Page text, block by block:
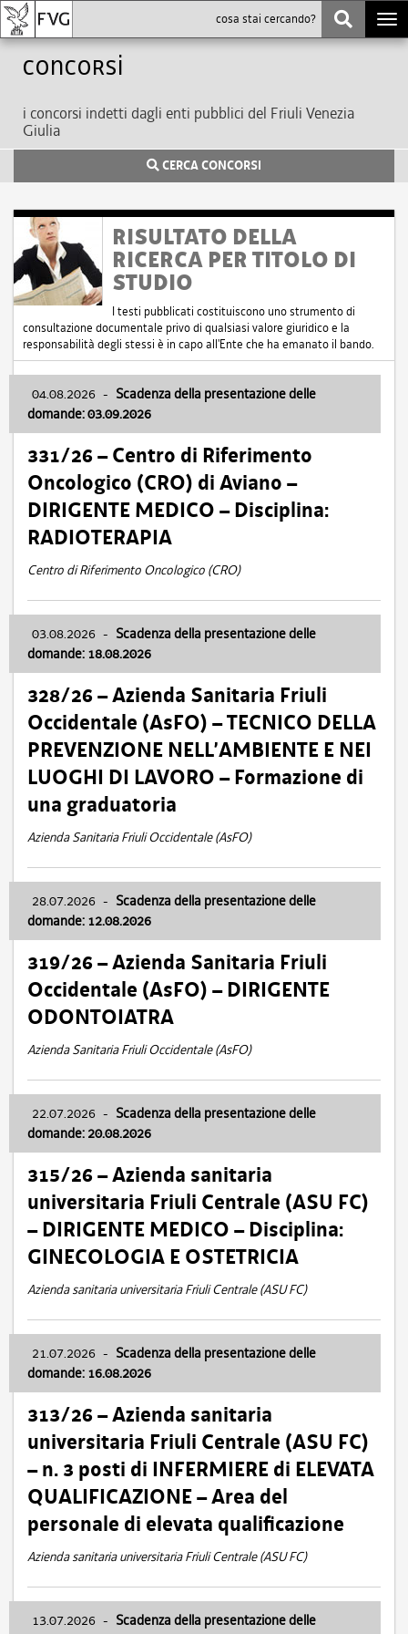
Concorsi
i concorsi indetti dagli enti pubblici del Friuli Venezia
Giulia
CERCA CONCORSI
RISULTATO DELLA
RICERCA PER TITOLO DI
STUDIO
I testi pubblicati costituiscono uno strumento di
consultazione documentale privo di qualsiasi valore giuridico e la
responsabilità degli stessi è in capo all'Ente che ha emanato il bando.
04.08.2026 - Scadenza della presentazione delle
domande: 03.09.2026
331/26 – Centro di Riferimento
Oncologico (CRO) di Aviano –
DIRIGENTE MEDICO – Disciplina:
RADIOTERAPIA
Centro di Riferimento Oncologico (CRO)
03.08.2026 - Scadenza della presentazione delle
domande: 18.08.2026
328/26 – Azienda Sanitaria Friuli
Occidentale (AsFO) – TECNICO DELLA
PREVENZIONE NELL’AMBIENTE E NEI
LUOGHI DI LAVORO – Formazione di
una graduatoria
Azienda Sanitaria Friuli Occidentale (AsFO)
28.07.2026 - Scadenza della presentazione delle
domande: 12.08.2026
319/26 – Azienda Sanitaria Friuli
Occidentale (AsFO) – DIRIGENTE
ODONTOIATRA
Azienda Sanitaria Friuli Occidentale (AsFO)
22.07.2026 - Scadenza della presentazione delle
domande: 20.08.2026
315/26 – Azienda sanitaria
universitaria Friuli Centrale (ASU FC)
– DIRIGENTE MEDICO – Disciplina:
GINECOLOGIA E OSTETRICIA
Azienda sanitaria universitaria Friuli Centrale (ASU FC)
21.07.2026 - Scadenza della presentazione delle
domande: 16.08.2026
313/26 – Azienda sanitaria
universitaria Friuli Centrale (ASU FC)
– n. 3 posti di INFERMIERE di ELEVATA
QUALIFICAZIONE – Area del
personale di elevata qualificazione
Azienda sanitaria universitaria Friuli Centrale (ASU FC)
13.07.2026 - Scadenza della presentazione delle